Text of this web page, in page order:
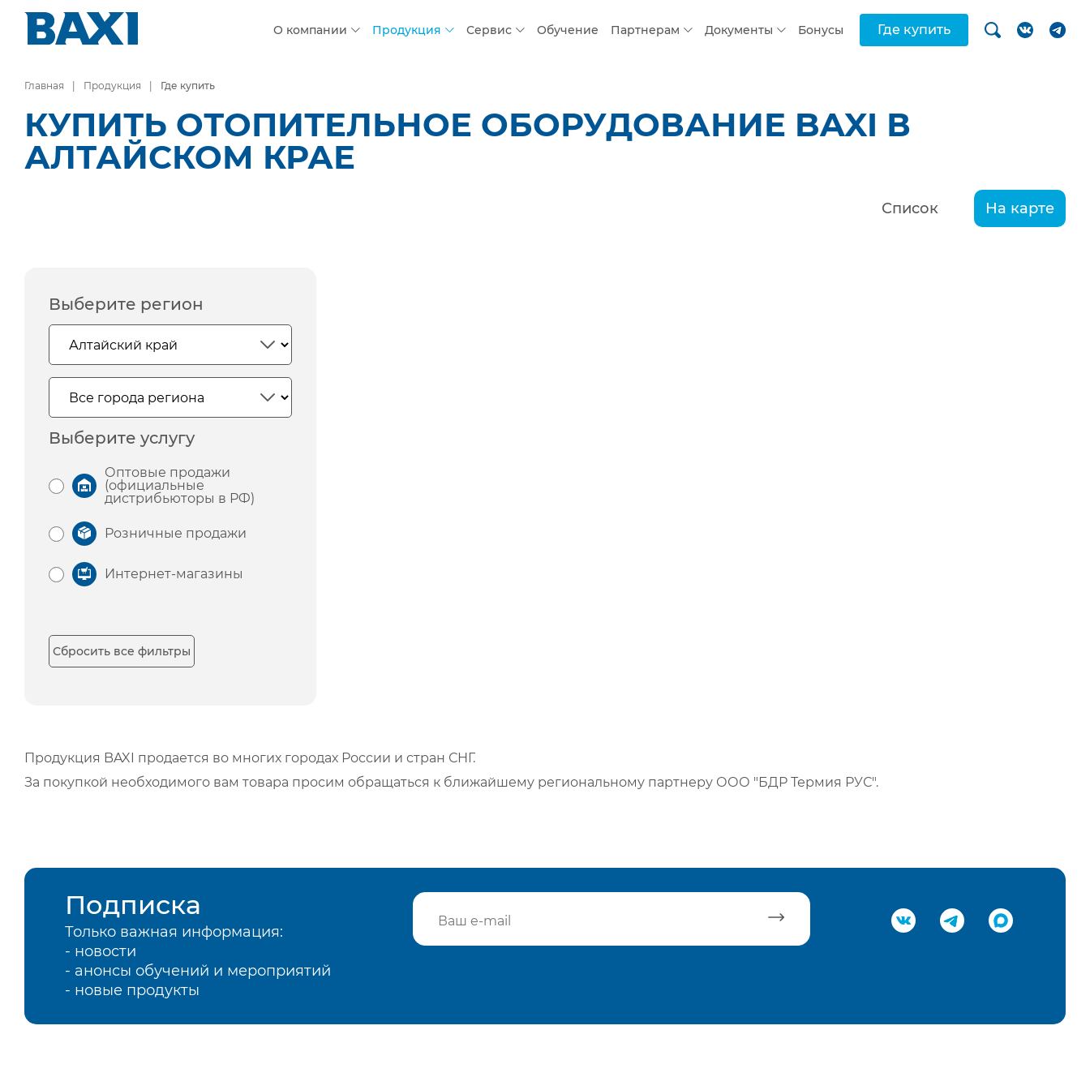
О компании Продукция Сервис Обучение Партнерам Документы Бонусы Где купить
Главная Продукция Где купить
КУПИТЬ ОТОПИТЕЛЬНОЕ ОБОРУДОВАНИЕ BAXI В
АЛТАЙСКОМ КРАЕ
Список На карте
Выберите регион
Выберите услугу
Оптовые продажи
(официальные
дистрибьюторы в РФ)
Розничные продажи
Интернет-магазины
Сбросить все фильтры
Продукция BAXI продается во многих городах России и стран СНГ.
За покупкой необходимого вам товара просим обращаться к ближайшему региональному партнеру ООО "БДР Термия РУС".
Подписка
Только важная информация:
- новости
- анонсы обучений и мероприятий
- новые продукты